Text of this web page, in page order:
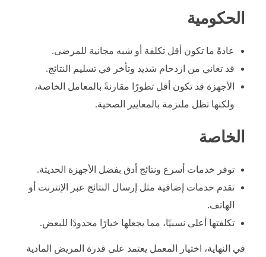
الحكومية
عادةً ما تكون أقل تكلفة أو شبه مجانية للمرضى.
قد تعاني من ازدحام شديد وتأخر في تسليم النتائج.
الأجهزة قد تكون أقل تطورًا مقارنةً بالمعامل الخاصة،
ولكنها تظل ملتزمة بالمعايير الصحية.
الخاصة
توفر خدمات أسرع ونتائج أدق بفضل الأجهزة الحديثة.
تقدم خدمات إضافية مثل إرسال النتائج عبر الإنترنت أو
الهاتف.
تكلفتها أعلى نسبيًا، مما يجعلها خيارًا محدودًا للبعض.
في النهاية، اختيار المعمل يعتمد على قدرة المريض المادية